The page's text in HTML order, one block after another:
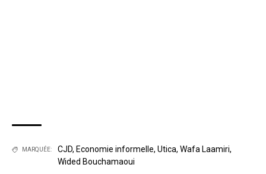
MARQUÉE: CJD, Economie informelle, Utica, Wafa Laamiri,
Wided Bouchamaoui